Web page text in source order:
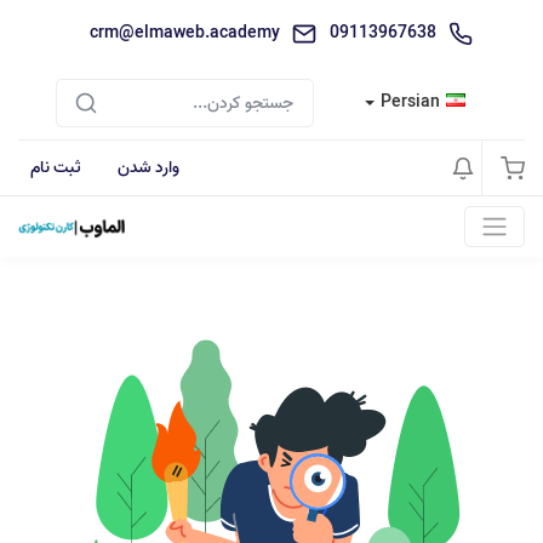
09113967638
crm@elmaweb.academy
Persian
وارد شدن ثبت نام